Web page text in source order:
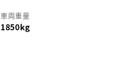
車両重量
1850kg